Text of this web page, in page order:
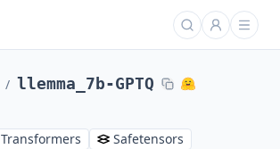
/ llemma_7b-GPTQ
Transformers
Safetensors